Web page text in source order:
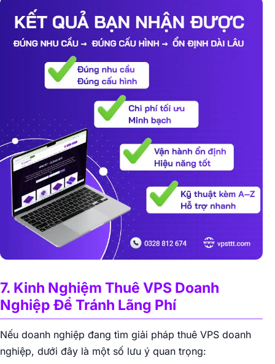
7. Kinh Nghiệm Thuê VPS Doanh
Nghiệp Để Tránh Lãng Phí
Nếu doanh nghiệp đang tìm giải pháp thuê VPS doanh
nghiệp, dưới đây là một số lưu ý quan trọng: